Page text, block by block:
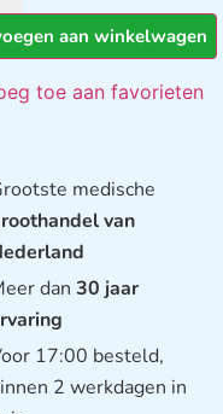
aan winkelwagen
toe aan favorieten
medische
van
dan 30 jaar
17:00 besteld,
2 werkdagen in